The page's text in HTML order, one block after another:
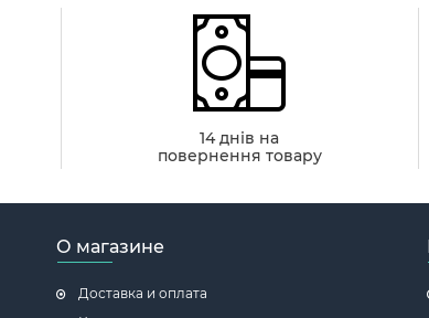
14 днів на
повернення товару
О магазине
Доставка и оплата